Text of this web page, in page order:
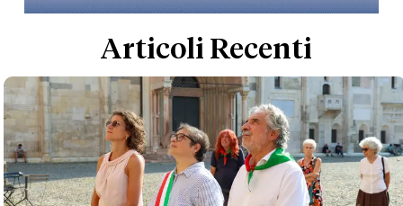
Articoli Recenti